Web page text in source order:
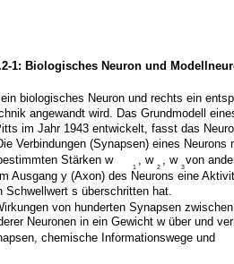
1: Biologisches Neuron und
biologisches Neuron und rechts ein
angewandt wird. Das Grundmodell
im Jahr 1943 entwickelt, fasst das
Verbindungen (Synapsen) eines Neurons
Stärken w
1
, w
2
, w
3
von
Ausgang y (Axon) des Neurons eine
Schwellwert s überschritten hat.
von hunderten Synapsen
Neuronen in ein Gewicht w über und
chemische Informationswege und